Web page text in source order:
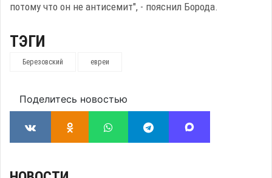
потому что он не антисемит", - пояснил Борода.
ТЭГИ
Березовский евреи
Поделитесь новостью